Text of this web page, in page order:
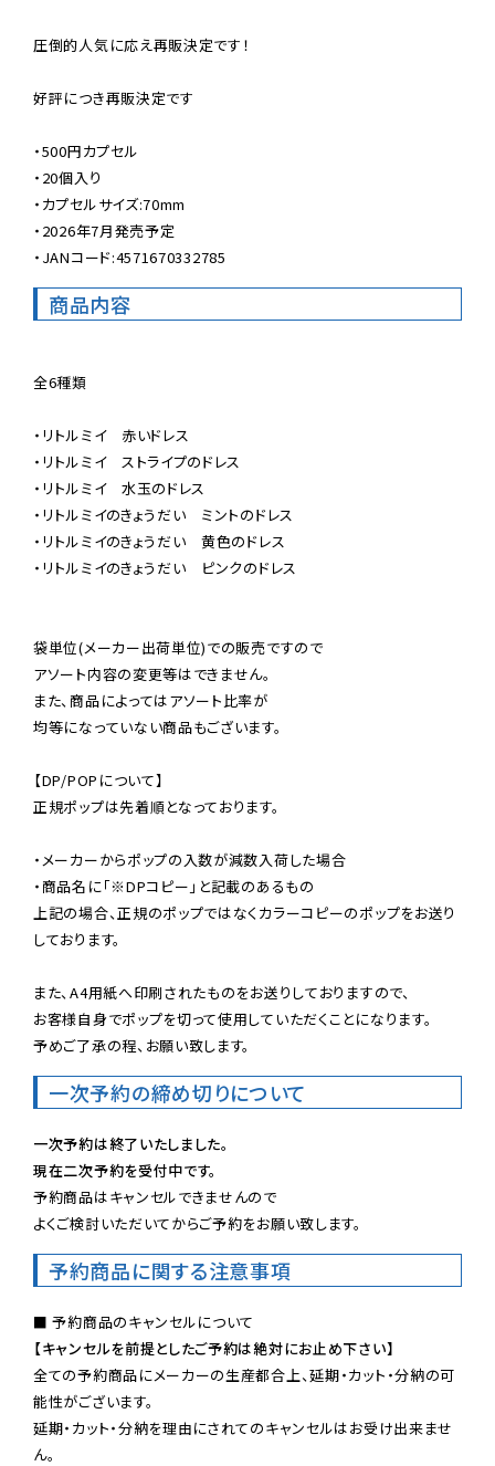
圧倒的人気に応え再販決定です！
好評につき再販決定です
・500円カプセル
・20個入り
・カプセルサイズ:70mm
・2026年7月発売予定
・JANコード:4571670332785
商品内容
全6種類
・リトルミイ　赤いドレス
・リトルミイ　ストライプのドレス
・リトルミイ　水玉のドレス
・リトルミイのきょうだい　ミントのドレス
・リトルミイのきょうだい　黄色のドレス
・リトルミイのきょうだい　ピンクのドレス
袋単位(メーカー出荷単位)での販売ですので
アソート内容の変更等はできません。
また、商品によってはアソート比率が
均等になっていない商品もございます。
【DP/POPについて】
正規ポップは先着順となっております。
・メーカーからポップの入数が減数入荷した場合
・商品名に「※DPコピー」と記載のあるもの
上記の場合、正規のポップではなくカラーコピーのポップをお送り
しております。
また、A4用紙へ印刷されたものをお送りしておりますので、
お客様自身でポップを切って使用していただくことになります。
予めご了承の程、お願い致します。
一次予約の締め切りについて
一次予約は終了いたしました。
現在二次予約を受付中です。
予約商品はキャンセルできませんので
よくご検討いただいてからご予約をお願い致します。
予約商品に関する注意事項
【キャンセルを前提としたご予約は絶対にお止め下さい】
全ての予約商品にメーカーの生産都合上、延期・カット・分納の可
能性がございます。
延期・カット・分納を理由にされてのキャンセルはお受け出来ませ
ん。